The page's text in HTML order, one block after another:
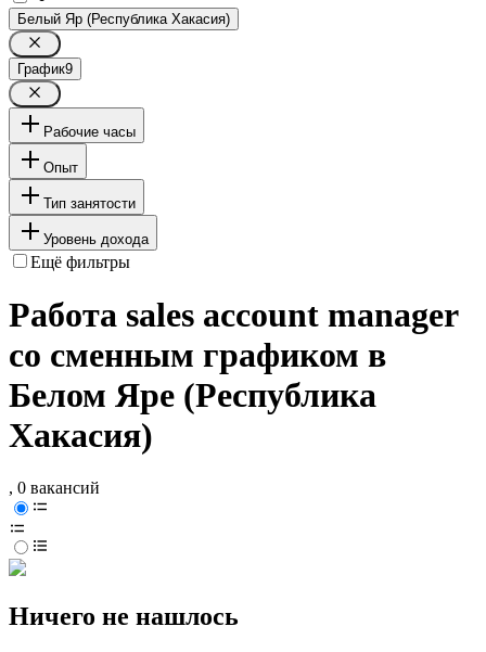
Белый Яр (Республика Хакасия)
График9
Рабочие часы
Опыт
Тип занятости
Уровень дохода
Ещё фильтры
Работа sales account manager
со сменным графиком в
Белом Яре (Республика
Хакасия)
, 0 вакансий
Ничего не нашлось